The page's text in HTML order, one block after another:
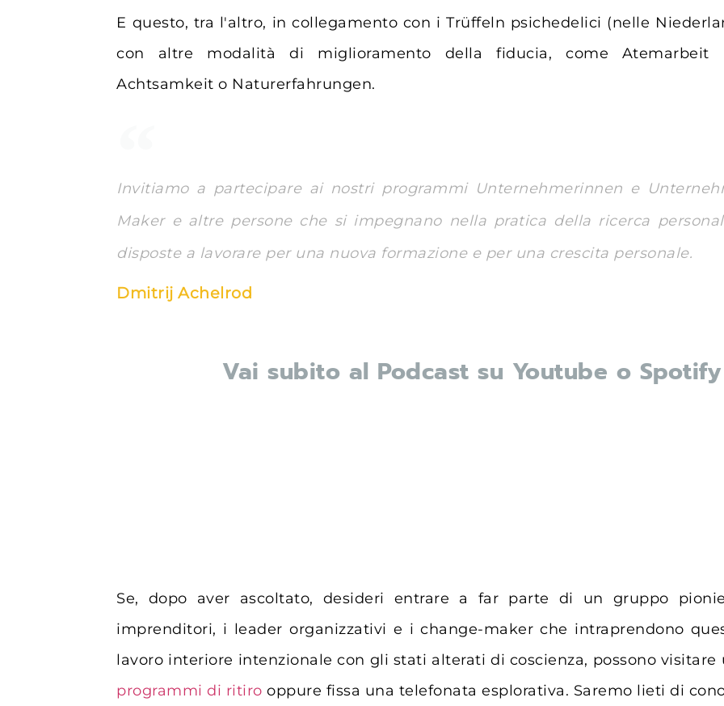
E questo, tra l'altro, in collegamento con i Trüffeln psichedelici (nelle
con altre modalità di miglioramento della fiducia, come Atemarbeit
Achtsamkeit o Naturerfahrungen.
Invitiamo a partecipare ai nostri programmi Unternehmerinnen e
Maker e altre persone che si impegnano nella pratica della ricerca
disposte a lavorare per una nuova formazione e per una crescita personale.
Dmitrij Achelrod
Vai subito al Podcast su Youtube o Spotify
Se, dopo aver ascoltato, desideri entrare a far parte di un gruppo
imprenditori, i leader organizzativi e i change-maker che intraprendono
lavoro interiore intenzionale con gli stati alterati di coscienza, possono visitare
programmi di ritiro oppure fissa una telefonata esplorativa. Saremo lieti di